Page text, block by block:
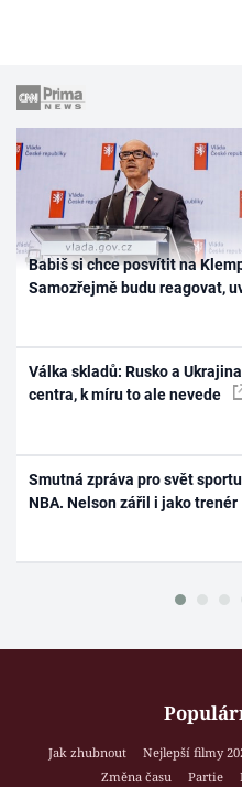
Babiš si chce posvítit na
Samozřejmě budu reagovat,
Válka skladů: Rusko a
centra, k míru to ale nevede
Smutná zpráva pro svět
NBA. Nelson zářil i jako trenér
Jak zhubnout Nejlepší filmy
Změna času
Partie